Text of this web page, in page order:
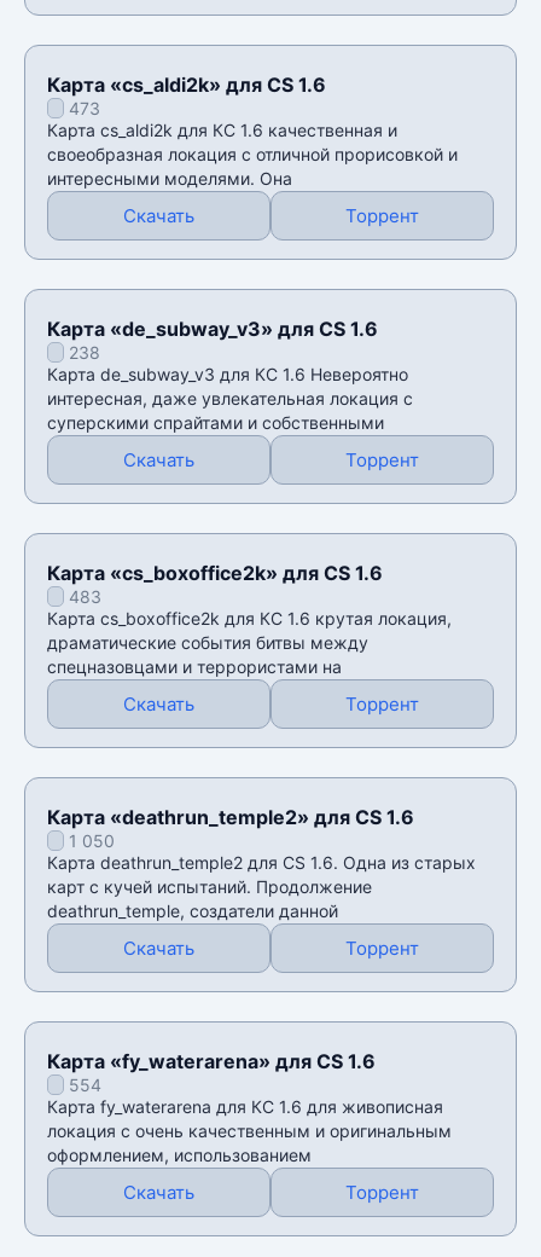
Карта «cs_aldi2k» для CS 1.6
473
Карта cs_aldi2k для КС 1.6 качественная и
своеобразная локация с отличной прорисовкой и
интересными моделями. Она
Скачать Торрент
Карта «de_subway_v3» для CS 1.6
238
Карта de_subway_v3 для КС 1.6 Невероятно
интересная, даже увлекательная локация с
суперскими спрайтами и собственными
Скачать Торрент
Карта «cs_boxoffice2k» для CS 1.6
483
Карта cs_boxoffice2k для КС 1.6 крутая локация,
драматические события битвы между
спецназовцами и террористами на
Скачать Торрент
Карта «deathrun_temple2» для CS 1.6
1 050
Карта deathrun_temple2 для CS 1.6. Одна из старых
карт с кучей испытаний. Продолжение
deathrun_temple, создатели данной
Скачать Торрент
Карта «fy_waterarena» для CS 1.6
554
Карта fy_waterarena для КС 1.6 для живописная
локация с очень качественным и оригинальным
оформлением, использованием
Скачать Торрент